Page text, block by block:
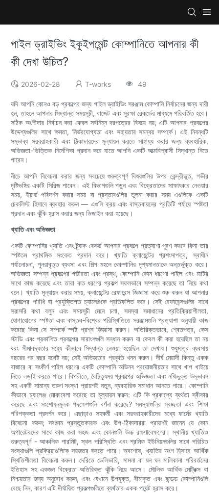
পাইল ড্রাইভিং ইকুইপমেন্ট কোম্পানিতে আপনার কী
কী দেখা উচিত?
2026-02-28 T-works 49
যদি আপনি কোনও বড় প্রকল্পের জন্য পাইল ড্রাইভিং সরঞ্জাম কোম্পানি নির্বাচনের জন্য দায়ী
হন, তাহলে আপনার সিদ্ধান্ত সময়সূচী, বাজেট এবং সুরক্ষা রেকর্ডের মাধ্যমে পরিবর্তিত হবে।
সঠিক অংশীদার নির্বাচন করা কেবল সর্বনিম্ন দরপত্রের বিষয়ে নয়; এটি আপনার প্রকল্পের
উদ্দেশ্যগুলির সাথে ক্ষমতা, নির্ভরযোগ্যতা এবং সহায়তার সমন্বয় সম্পর্কে। এই নিবন্ধটি
সম্ভাব্য সরবরাহকারী এবং ঠিকাদারদের মূল্যায়ন করতে সাহায্য করার জন্য ব্যবহারিক,
অভিজ্ঞতা-ভিত্তিক নির্দেশিকা প্রদান করে যাতে আপনি একটি আত্মবিশ্বাসী সিদ্ধান্ত নিতে
পারেন।
নীচে আপনি বিবেচনা করার জন্য সবচেয়ে গুরুত্বপূর্ণ বিষয়গুলির উপর কেন্দ্রীভূত, গভীর
দৃষ্টিভঙ্গির একটি সিরিজ পাবেন। এই বিভাগগুলি পড়ুন এবং বিক্রেতাদের সাক্ষাৎকার নেওয়ার
সময়, ইয়ার্ড পরিদর্শন করার সময় বা প্রস্তাবগুলির তুলনা করার সময় এগুলিকে একটি
চেকলিস্ট হিসাবে ব্যবহার করুন — এগুলি ক্রয় এবং বাস্তবায়নের প্রতিটি পর্যায়ে স্পষ্টতা
প্রদান এবং ঝুঁকি হ্রাস করার জন্য ডিজাইন করা হয়েছে।
খ্যাতি এবং অভিজ্ঞতা
একটি কোম্পানির খ্যাতি এবং ট্র্যাক রেকর্ড আপনার প্রকল্পে প্রত্যাশা পূরণ করবে কিনা তার
স্পষ্টতম প্রাথমিক সংকেত প্রদান করে। খ্যাতি ক্লায়েন্টের প্রশংসাপত্র, স্বাধীন
পর্যালোচনা, পুনরাবৃত্ত ব্যবসা এবং শিল্প মহলে কোম্পানির দৃশ্যমানতাকে অন্তর্ভুক্ত করে।
অভিজ্ঞতা সম্পন্ন প্রকল্পের গভীরতা এবং প্রস্থ, কোম্পানি কোন ধরণের পাইল এবং মাটির
সাথে কাজ করেছে এবং তারা কত ধরণের প্রকল্প সফলভাবে সম্পন্ন করেছে তা নিয়ে কথা
বলে। খ্যাতি মূল্যায়ন করার সময়, ক্লায়েন্টের রেফারেন্স জিজ্ঞাসা করে শুরু করুন যা আপনার
প্রকল্পের পরিধি বা প্রযুক্তিগত চ্যালেঞ্জকে প্রতিফলিত করে। সেই রেফারেন্সগুলির সাথে
সরাসরি কথা বলুন এবং সময়সূচী মেনে চলা, সমস্যা সমাধানের প্রতিক্রিয়াশীলতা,
যোগাযোগের স্পষ্টতা এবং বাস্তব-বিশ্বের পরিস্থিতিতে সরঞ্জামগুলি প্রত্যাশা অনুযায়ী কাজ
করেছে কিনা সে সম্পর্কে স্পষ্ট প্রশ্ন জিজ্ঞাসা করুন। অতিরিক্তভাবে, শ্বেতপত্র, কেস
স্টাডি এবং প্রকাশিত প্রকল্পের সারাংশগুলি সন্ধান করুন যা কেবল কী করা হয়েছিল তা নয়
বরং সীমাবদ্ধতার মধ্যে কীভাবে সিদ্ধান্ত নেওয়া হয়েছিল তা দেখায়। শুধুমাত্র ব্যবসায়
বছরের পর বছর যথেষ্ট নয়; সেই অভিজ্ঞতার প্রকৃতি খনন করুন। দীর্ঘ মেয়াদী কিন্তু একক
বাজারে বা সংকীর্ণ পাইল ধরণের একটি কোম্পানি অভিনব প্রয়োজনীয়তার সাথে খাপ খাইয়ে
নিতে লড়াই করতে পারে। বিপরীতে, বৈচিত্র্যময় প্রকল্পের অভিজ্ঞতা এবং নথিভুক্ত উদ্ভাবন
সহ একটি সামান্য তরুণ সংস্থা প্রায়শই নতুন, ব্যবহারিক সমাধান আনতে পারে। কোম্পানি
কীভাবে চ্যালেঞ্জ মোকাবেলা করেছে তা মূল্যায়ন করুন: এটি কি প্রকাশ্যে ব্যর্থতা স্বীকার
করেছে এবং সংশোধনমূলক পদক্ষেপগুলি বর্ণনা করেছে? সমস্যাগুলির স্বচ্ছতা এবং শিক্ষা
পরিপক্কতা প্রদর্শন করে। এছাড়াও সহকর্মী এবং সরবরাহকারীদের মধ্যে ফার্মের খ্যাতি
বিবেচনা করুন; সরঞ্জাম প্রস্তুতকারক এবং উপ-ঠিকাদাররা প্রায়শই জানেন যে কোন
অপারেটরদের সাথে কাজ করা সহজ এবং কোনগুলি উচ্চ রক্ষণাবেক্ষণের। স্থানীয় খ্যাতিও
গুরুত্বপূর্ণ - আঞ্চলিক পারমিট, স্থল পরিস্থিতি এবং শ্রমিক ইউনিয়নগুলির সাথে পরিচিত
সংস্থাগুলি প্রক্রিয়াগুলিকে সহজতর করতে পারে। অবশেষে, খ্যাতির অংশ হিসাবে আর্থিক
স্থিতিশীলতা বিবেচনা করুন। দেরিতে ডেলিভারি, মামলা বা ঘন ঘন মালিকানা পরিবর্তনের
ইতিহাস সহ একজন বিক্রেতা অতিরিক্ত ঝুঁকি নিয়ে আসে। মৌলিক আর্থিক মেট্রিক্স বা
নিশ্চয়তার জন্য অনুরোধ করুন, এবং যেখানে উপযুক্ত, বীমাকৃত এবং বন্ডেড কোম্পানিগুলি
বেছে নিন, কারণ এটি দীর্ঘায়িত প্রকল্পগুলিতে ব্যর্থতার একক পয়েন্ট হ্রাস করে।